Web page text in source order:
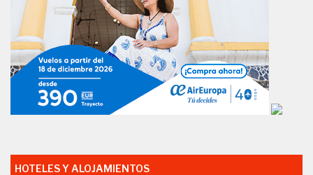
HOTELES Y ALOJAMIENTOS